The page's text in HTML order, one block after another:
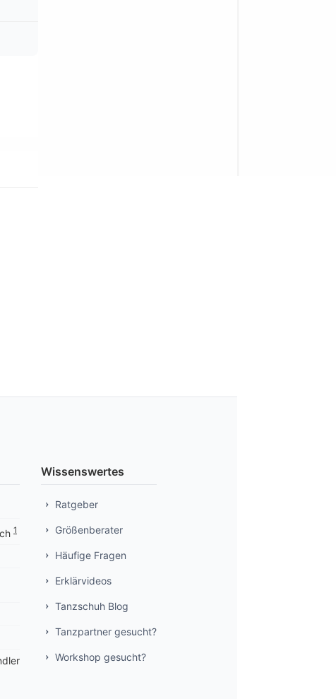
1
Wissenswertes
Ratgeber
Größenberater
Häufige Fragen
Erklärvideos
Tanzschuh Blog
Tanzpartner gesucht?
Workshop gesucht?